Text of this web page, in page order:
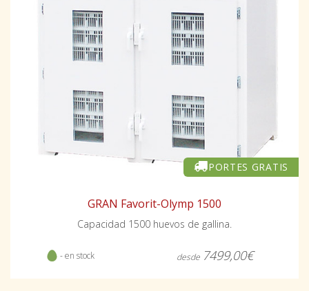
PORTES GRATIS
GRAN Favorit-Olymp 1500
Capacidad 1500 huevos de gallina.
- en stock desde 7499,00€